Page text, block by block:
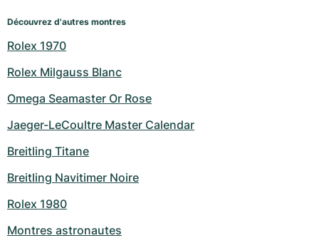
Découvrez d'autres montres
Rolex 1970
Rolex Milgauss Blanc
Omega Seamaster Or Rose
Jaeger-LeCoultre Master Calendar
Breitling Titane
Breitling Navitimer Noire
Rolex 1980
Montres astronautes